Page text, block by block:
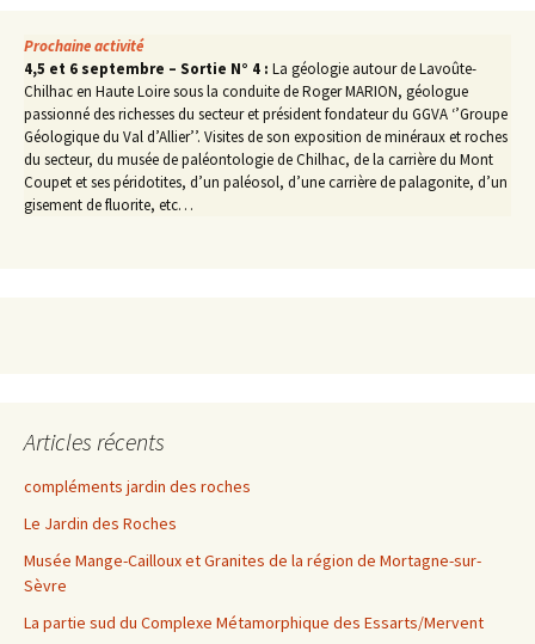
Prochaine activité
4,5 et 6 septembre – Sortie N° 4 : La géologie autour de Lavoûte-
Chilhac en Haute Loire sous la conduite de Roger MARION, géologue
passionné des richesses du secteur et président fondateur du GGVA ‘’Groupe
Géologique du Val d’Allier’’. Visites de son exposition de minéraux et roches
du secteur, du musée de paléontologie de Chilhac, de la carrière du Mont
Coupet et ses péridotites, d’un paléosol, d’une carrière de palagonite, d’un
gisement de fluorite, etc…
Articles récents
compléments jardin des roches
Le Jardin des Roches
Musée Mange-Cailloux et Granites de la région de Mortagne-sur-
Sèvre
La partie sud du Complexe Métamorphique des Essarts/Mervent